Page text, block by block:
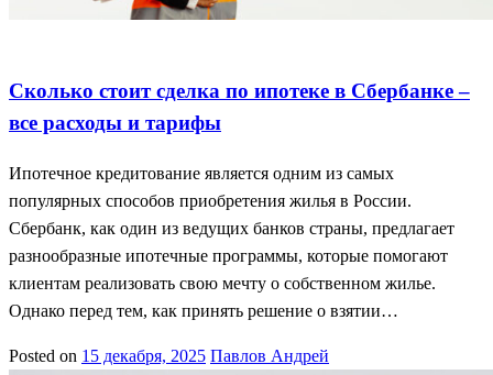
Сколько стоит сделка по ипотеке в Сбербанке –
все расходы и тарифы
Ипотечное кредитование является одним из самых
популярных способов приобретения жилья в России.
Сбербанк, как один из ведущих банков страны, предлагает
разнообразные ипотечные программы, которые помогают
клиентам реализовать свою мечту о собственном жилье.
Однако перед тем, как принять решение о взятии…
Posted on 15 декабря, 2025 Павлов Андрей